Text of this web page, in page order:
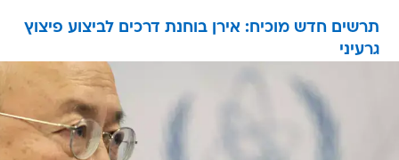
תרשים חדש מוכיח: אירן בוחנת דרכים לביצוע פיצוץ
גרעיני